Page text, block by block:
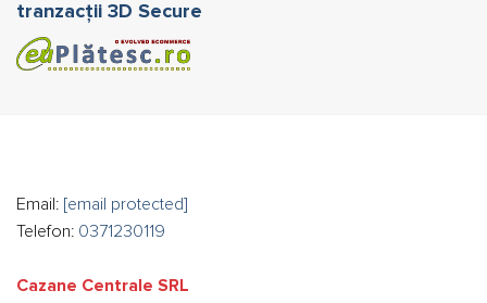
tranzacții 3D Secure
Email: [email protected]
Telefon: 0371230119
Cazane Centrale SRL